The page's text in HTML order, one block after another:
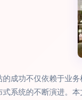
成功不仅依赖于业
系统的不断演进。